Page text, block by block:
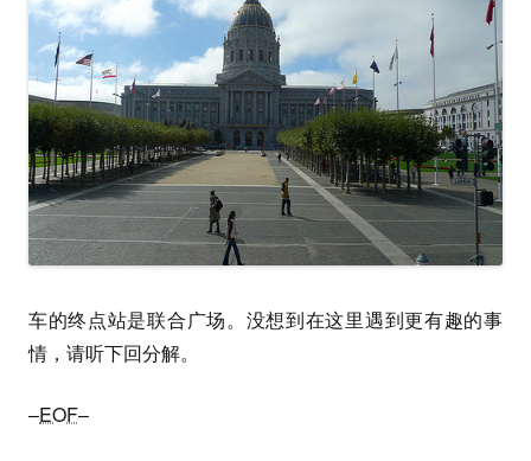
车的终点站是联合广场。没想到在这里遇到更有趣的事
情，请听下回分解。
–EOF–